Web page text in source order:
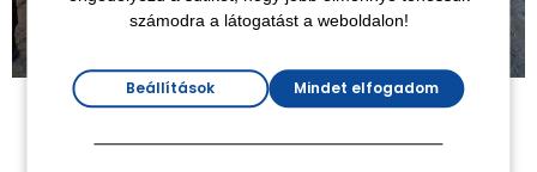
számodra a látogatást a weboldalon!
Beállítások Mindet elfogadom